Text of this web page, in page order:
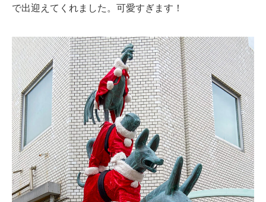
で出迎えてくれました。可愛すぎます！